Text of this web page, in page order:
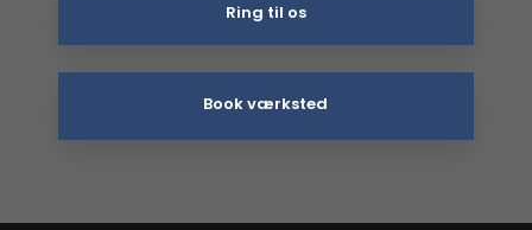
Ring til os
Book værksted